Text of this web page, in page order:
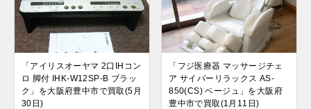
「アイリスオーヤマ 2口IHコン
ロ 脚付 IHK-W12SP-B ブラッ
ク」を大阪府豊中市で買取(5月
30日)
「フジ医療器 マッサージチェ
ア サイバーリラックス AS-
850(CS) ベージュ」を大阪府
豊中市で買取(1月11日)